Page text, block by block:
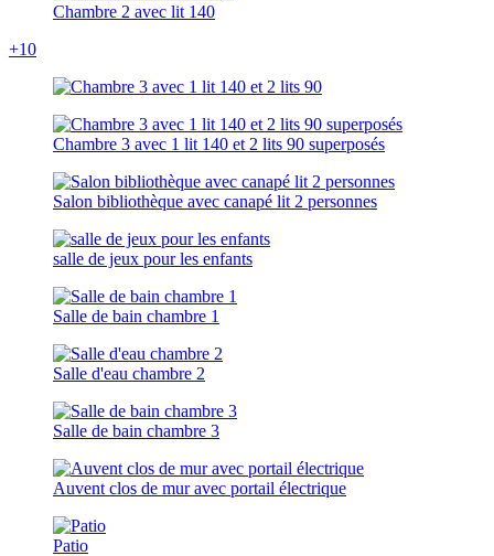
Chambre 2 avec lit 140
+10
Chambre 3 avec 1 lit 140 et 2 lits 90 superposés
Salon bibliothèque avec canapé lit 2 personnes
salle de jeux pour les enfants
Salle de bain chambre 1
Salle d'eau chambre 2
Salle de bain chambre 3
Auvent clos de mur avec portail électrique
Patio